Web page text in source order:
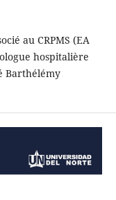
au CRPMS (EA
hospitalière
Barthélémy